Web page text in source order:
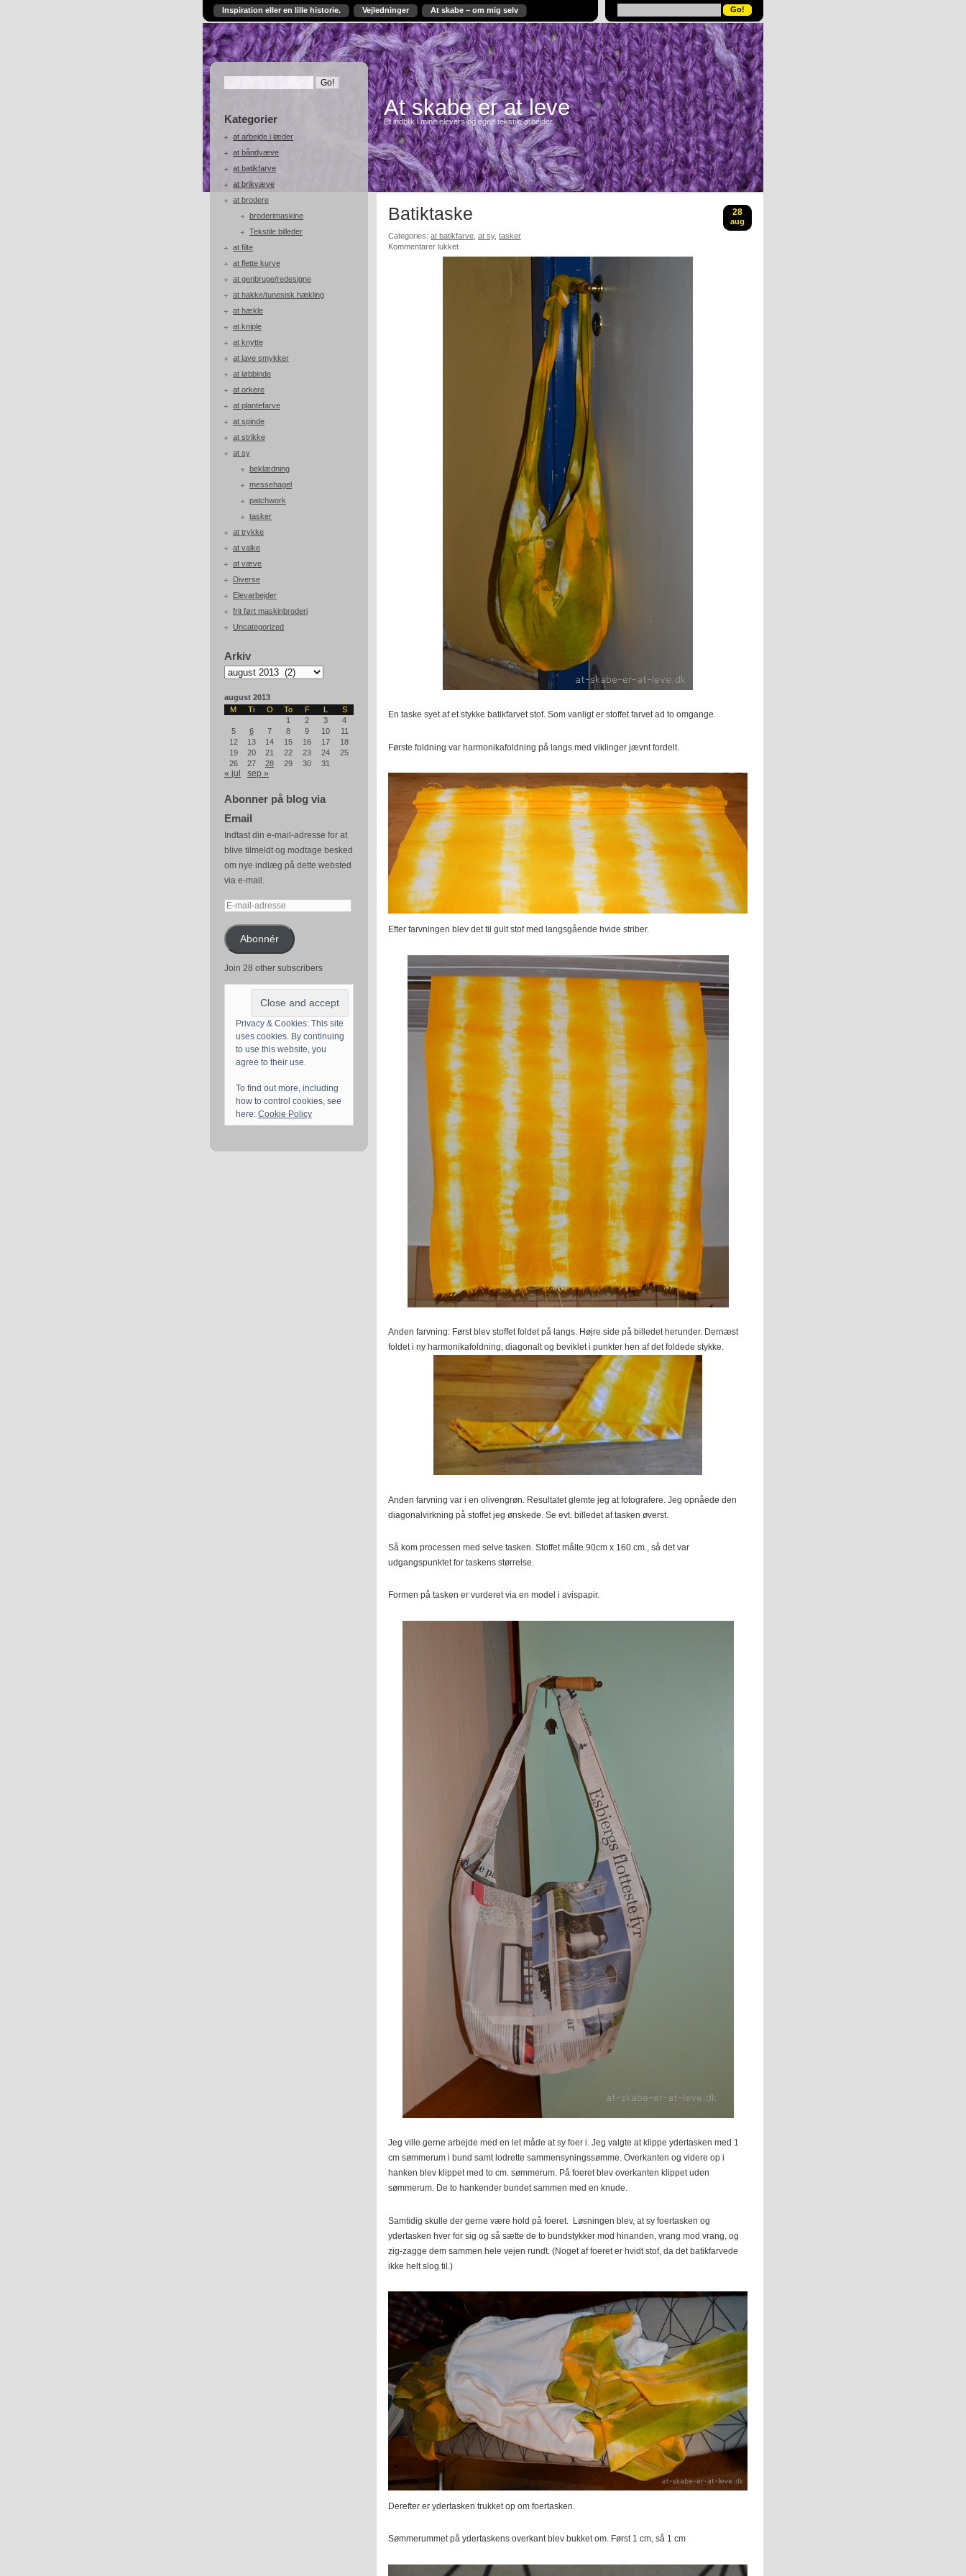
Inspiration eller en lille historie. Vejledninger At skabe – om mig selv
Kategorier
at arbejde i læder
at båndvæve
at batikfarve
at brikvæve
at brodere
broderimaskine
Tekstile billeder
at filte
at flette kurve
at genbruge/redesigne
at hakke/tunesisk hækling
at hækle
at kniple
at knytte
at lave smykker
at løbbinde
at orkere
at plantefarve
at spinde
at strikke
at sy
beklædning
messehagel
patchwork
tasker
at trykke
at valke
at væve
Diverse
Elevarbejder
frit ført maskinbroderi
Uncategorized
Arkiv
Arkiv
august 2013
M
Ti O To F L
S
1
2 3
4
5
6 7 8 9 10
11
12
13 14 15 16 17
18
19
20 21 22 23 24
25
26
27 28 29 30 31
« jul sep »
Abonner på blog via
Email
Indtast din e-mail-adresse for at
blive tilmeldt og modtage besked
om nye indlæg på dette websted
via e-mail.
E-
adresseAbonnér
Join 28 other subscribers
Privacy & Cookies: This site
uses cookies. By continuing
to use this website, you
agree to their use.
To find out more, including
how to control cookies, see
here: Cookie Policy
At skabe er at leve
Et indblik i mine elevers og egne tekstile arbejder.
Batiktaske 28
aug
Categories: at batikfarve at sy, tasker
Kommentarer lukkettil
Batiktaske
En taske syet af et stykke batikfarvet stof. Som vanligt er stoffet farvet ad to omgange.
Første foldning var harmonikafoldning på langs med viklinger jævnt fordelt.
Efter farvningen blev det til gult stof med langsgående hvide striber.
Anden farvning: Først blev stoffet foldet på langs. Højre side på billedet herunder. Dernæst
foldet i ny harmonikafoldning, diagonalt og beviklet i punkter hen af det foldede stykke.
Anden farvning var i en olivengrøn. Resultatet glemte jeg at fotografere. Jeg opnåede den
diagonalvirkning på stoffet jeg ønskede. Se evt. billedet af tasken øverst.
Så kom processen med selve tasken. Stoffet målte 90cm x 160 cm., så det var
udgangspunktet for taskens størrelse.
Formen på tasken er vurderet via en model i avispapir.
Jeg ville gerne arbejde med en let måde at sy foer i. Jeg valgte at klippe ydertasken med 1
cm sømmerum i bund samt lodrette sammensyningssømme. Overkanten og videre op i
hanken blev klippet med to cm. sømmerum. På foeret blev overkanten klippet uden
sømmerum. De to hankender bundet sammen med en knude.
Samtidig skulle der gerne være hold på foeret. Løsningen blev, at sy foertasken og
ydertasken hver for sig og så sætte de to bundstykker mod hinanden, vrang mod vrang, og
zig-zagge dem sammen hele vejen rundt. (Noget af foeret er hvidt stof, da det batikfarvede
ikke helt slog til.)
Derefter er ydertasken trukket op om foertasken.
Sømmerummet på ydertaskens overkant blev bukket om. Først 1 cm, så 1 cm